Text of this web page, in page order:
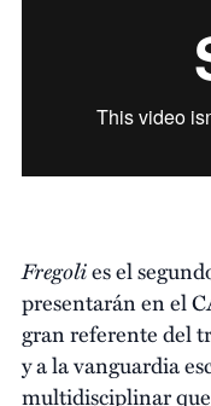
Fregolies el
presentarán en el
gran referente del
y a la vanguardia
multidisciplinar que